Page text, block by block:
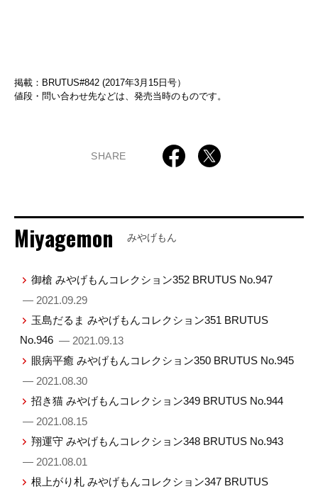
掲載：BRUTUS#842 (2017年3月15日号）
値段・問い合わせ先などは、発売当時のものです。
SHARE
Miyagemon みやげもん
御槍 みやげもんコレクション352 BRUTUS No.947
— 2021.09.29
玉島だるま みやげもんコレクション351 BRUTUS
No.946 — 2021.09.13
眼病平癒 みやげもんコレクション350 BRUTUS No.945
— 2021.08.30
招き猫 みやげもんコレクション349 BRUTUS No.944
— 2021.08.15
翔運守 みやげもんコレクション348 BRUTUS No.943
— 2021.08.01
根上がり札 みやげもんコレクション347 BRUTUS